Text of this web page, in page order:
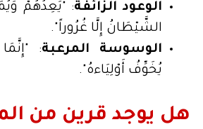
الوعود الزائفة: "يَعِدُهُمْ
الشَّيْطَانُ إِلَّا غُرُوراً".
الوسوسة المرعبة:
يُخَوِّفُ أَوْلِيَاءهُ".
هل يوجد قرين من